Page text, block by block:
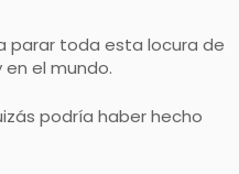
parar toda esta locura de
el mundo.
podría haber hecho